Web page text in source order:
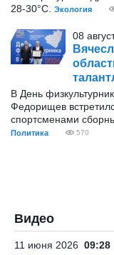
28-30°С.
Экология
08
В День
Федорищев
спортсменами
Политика 570
Видео
11 июня 2026 09:28